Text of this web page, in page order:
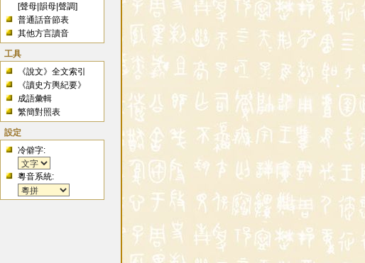
[聲母 |韻母 |聲調]
普通話音節表
其他方言讀音
工具
《說文》全文索引
《讀史方輿紀要》
成語彙輯
繁簡對照表
設定
冷僻字:
粵音系統: